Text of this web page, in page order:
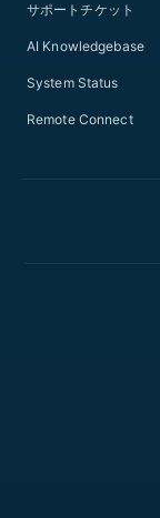
サポートチケット
AI Knowledgebase
System Status
Remote Connect